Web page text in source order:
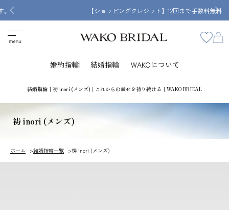
【ショッピングクレジット】12回まで手数料無料
婚約指輪 結婚指輪 WAKOについて
結婚指輪｜祷 inori (メンズ)｜これからの幸せを祷り続ける｜WAKO BRIDAL
祷 inori (メンズ)
ホーム 結婚指輪一覧 祷 inori (メンズ)